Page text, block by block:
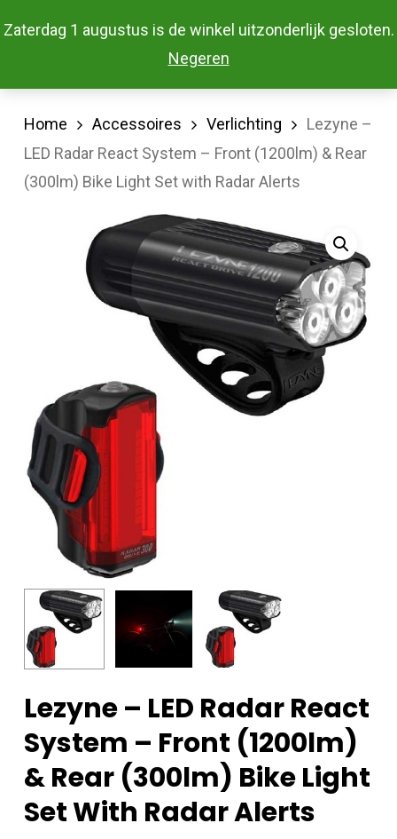
Zaterdag 1 augustus is de winkel uitzonderlijk gesloten.
Negeren
to
Menu
Home Accessoires Verlichting
Lezyne –
LED Radar React System – Front (1200lm) & Rear
(300lm) Bike Light Set with Radar Alerts
Lezyne – LED Radar React
System – Front (1200lm)
& Rear (300lm) Bike Light
Set With Radar Alerts
Menu